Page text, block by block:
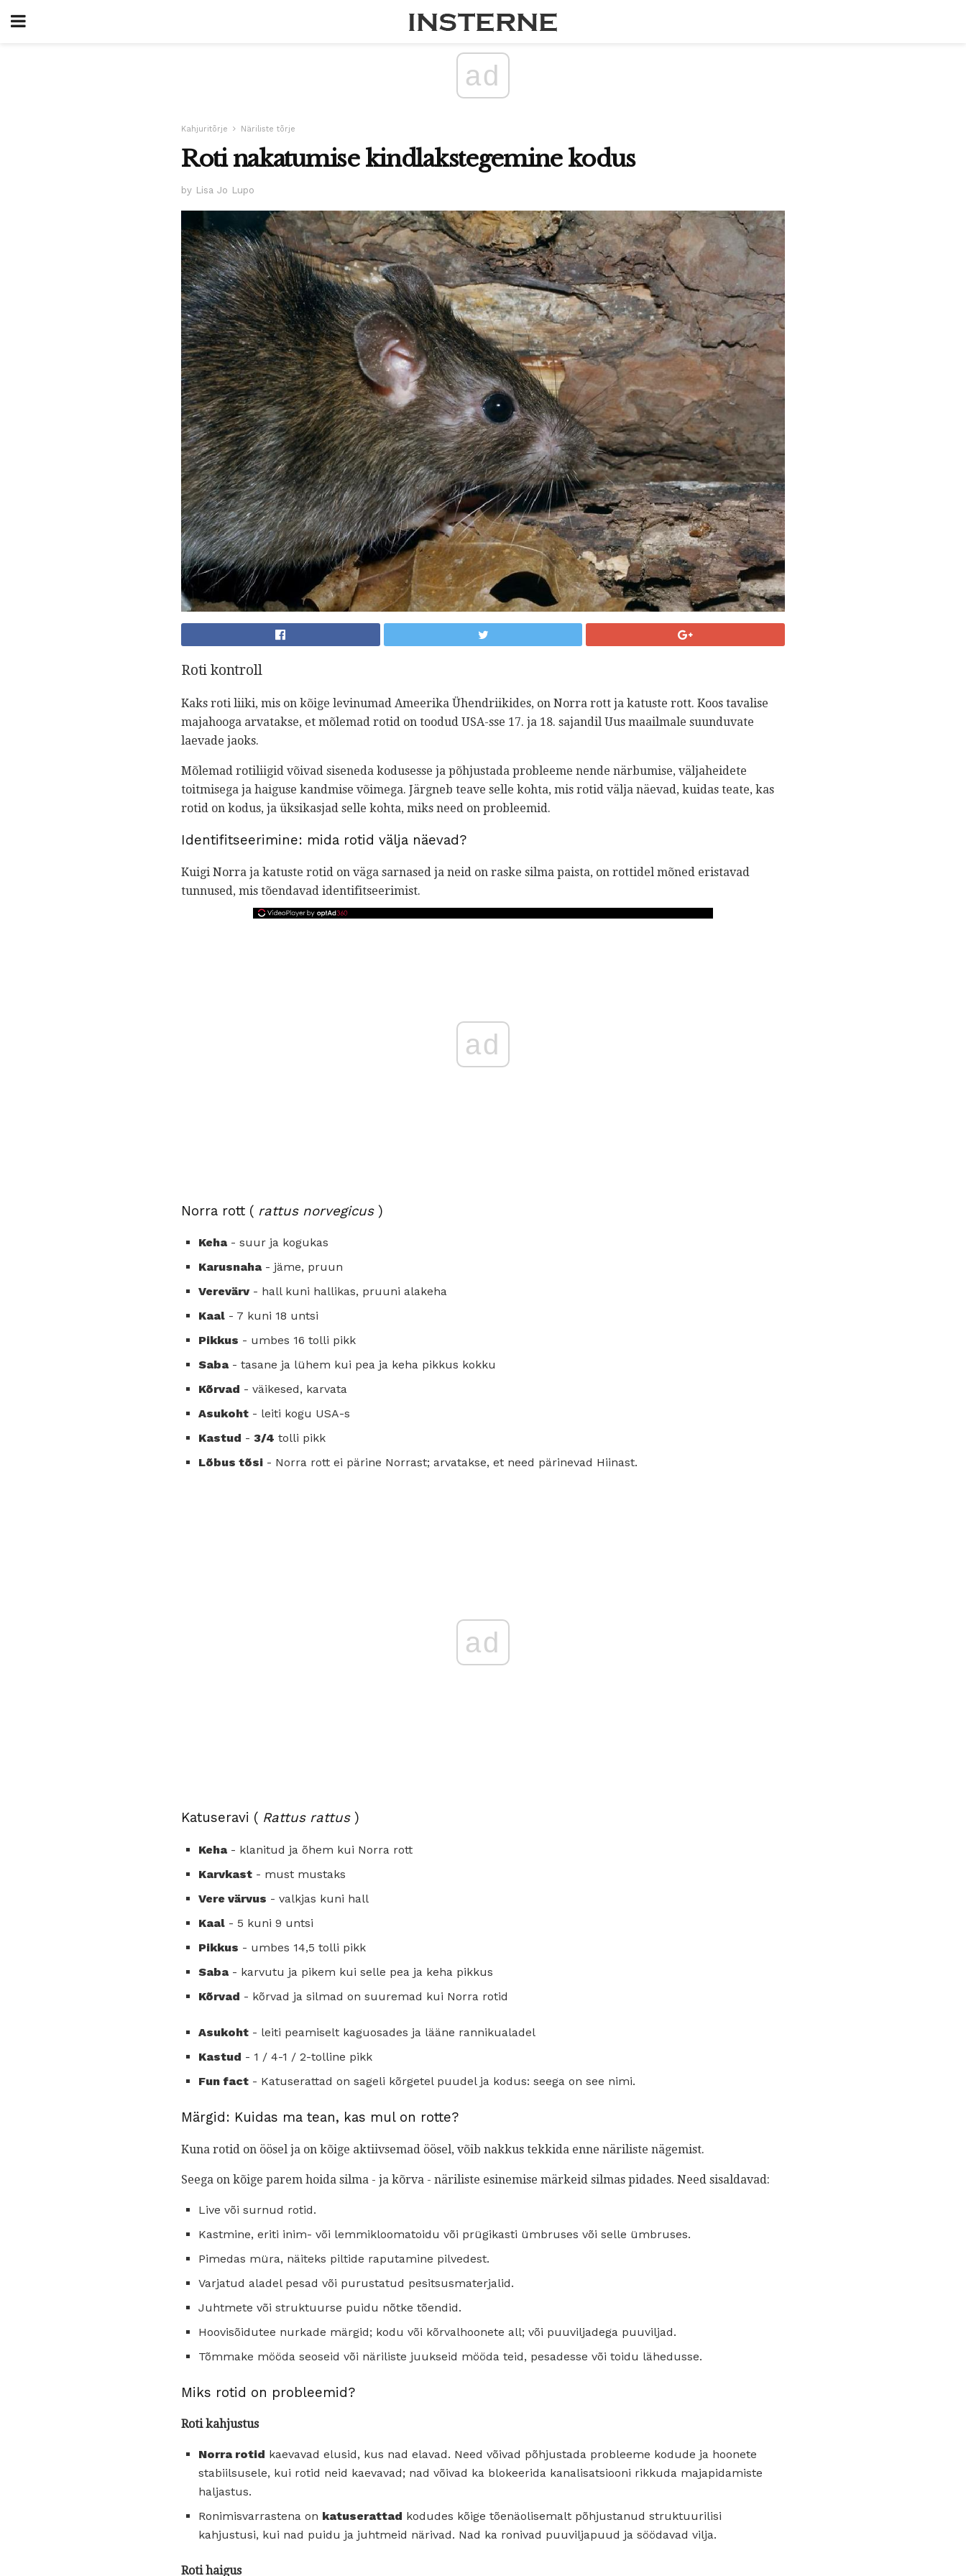
ad
Kahjuritõrje Näriliste tõrje
Roti nakatumise kindlakstegemine kodus
by Lisa Jo Lupo
Roti kontroll
Kaks roti liiki, mis on kõige levinumad Ameerika Ühendriikides, on Norra rott ja katuste rott. Koos tavalise
majahooga arvatakse, et mõlemad rotid on toodud USA-sse 17. ja 18. sajandil Uus maailmale suunduvate
laevade jaoks.
Mõlemad rotiliigid võivad siseneda kodusesse ja põhjustada probleeme nende närbumise, väljaheidete
toitmisega ja haiguse kandmise võimega. Järgneb teave selle kohta, mis rotid välja näevad, kuidas teate, kas
rotid on kodus, ja üksikasjad selle kohta, miks need on probleemid.
Identifitseerimine: mida rotid välja näevad?
Kuigi Norra ja katuste rotid on väga sarnased ja neid on raske silma paista, on rottidel mõned eristavad
tunnused, mis tõendavad identifitseerimist.
ad
Norra rott ( rattus norvegicus)
Keha- suur ja kogukas
Karusnaha- jäme, pruun
Verevärv- hall kuni hallikas, pruuni alakeha
Kaal - 7 kuni 18 untsi
Pikkus - umbes 16 tolli pikk
Saba- tasane ja lühem kui pea ja keha pikkus kokku
Kõrvad - väikesed, karvata
Asukoht - leiti kogu USA-s
Kastud - 3/4 tolli pikk
Lõbus tõsi - Norra rott ei pärine Norrast; arvatakse, et need pärinevad Hiinast.
ad
Katuseravi ( Rattus rattus)
Keha- klanitud ja õhem kui Norra rott
Karvkast - must mustaks
Vere värvus - valkjas kuni hall
Kaal - 5 kuni 9 untsi
Pikkus - umbes 14,5 tolli pikk
Saba- karvutu ja pikem kui selle pea ja keha pikkus
Kõrvad - kõrvad ja silmad on suuremad kui Norra rotid
Asukoht - leiti peamiselt kaguosades ja lääne rannikualadel
Kastud - 1 / 4-1 / 2-tolline pikk
Fun fact - Katuserattad on sageli kõrgetel puudel ja kodus: seega on see nimi.
Märgid: Kuidas ma tean, kas mul on rotte?
Kuna rotid on öösel ja on kõige aktiivsemad öösel, võib nakkus tekkida enne näriliste nägemist.
Seega on kõige parem hoida silma - ja kõrva - näriliste esinemise märkeid silmas pidades. Need sisaldavad:
Live või surnud rotid.
Kastmine, eriti inim- või lemmikloomatoidu või prügikasti ümbruses või selle ümbruses.
Pimedas müra, näiteks piltide raputamine pilvedest.
Varjatud aladel pesad või purustatud pesitsusmaterjalid.
Juhtmete või struktuurse puidu nõtke tõendid.
Hoovisõidutee nurkade märgid; kodu või kõrvalhoonete all; või puuviljadega puuviljad.
Tõmmake mööda seoseid või näriliste juukseid mööda teid, pesadesse või toidu lähedusse.
Miks rotid on probleemid?
Roti kahjustus
Norra rotid kaevavad elusid, kus nad elavad. Need võivad põhjustada probleeme kodude ja hoonete
stabiilsusele, kui rotid neid kaevavad; nad võivad ka blokeerida kanalisatsiooni rikkuda majapidamiste
haljastus.
Ronimisvarrastena on katuserattad kodudes kõige tõenäolisemalt põhjustanud struktuurilisi
kahjustusi, kui nad puidu ja juhtmeid närivad. Nad ka ronivad puuviljapuud ja söödavad vilja.
Roti haigus